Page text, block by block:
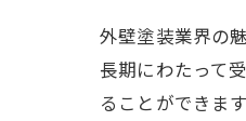
外壁塗装業界の
長期にわたって
ることができま